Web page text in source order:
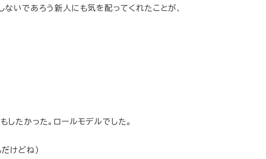
ないであろう新人にも気を配ってくれたことが、
したかった。ロールモデルでした。
けどね）